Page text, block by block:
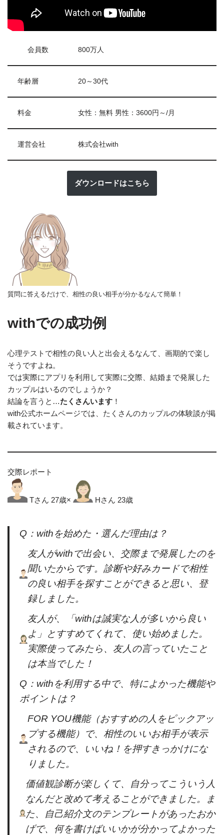
会員数 800万人
年齢層 20～30代
料金 女性：無料 男性：3600円～/月
運営会社 株式会社with
ダウンロードはこちら
質問に答えるだけで、相性の良い相手が分かるなんて簡単！
withでの成功例
心理テストで相性の良い人と出会えるなんて、画期的で楽し
そうですよね。
では実際にアプリを利用して実際に交際、結婚まで発展した
カップルはいるのでしょうか？
結論を言うと…たくさんいます ！
with公式ホームページでは、たくさんのカップルの体験談が掲
載されています。
交際レポート
Tさん 27歳× Hさん 23歳
Q：withを始めた・選んだ理由は？
友人がwithで出会い、交際まで発展したのを
聞いたからです。診断や好みカードで相性
の良い相手を探すことができると思い、登
録しました。
友人が、「withは誠実な人が多いから良い
よ」とすすめてくれて、使い始めました。
実際使ってみたら、友人の言っていたこと
は本当でした！
Q：withを利用する中で、特によかった機能や
ポイントは？
FOR YOU機能（おすすめの人をピックアッ
プする機能）で、相性のいいお相手が表示
されるので、いいね！を押すきっかけにな
りました。
価値観診断が楽しくて、自分ってこういう人
なんだと改めて考えることができました。ま
た、自己紹介文のテンプレートがあったおか
げで、何を書けばいいかが分かってよかった